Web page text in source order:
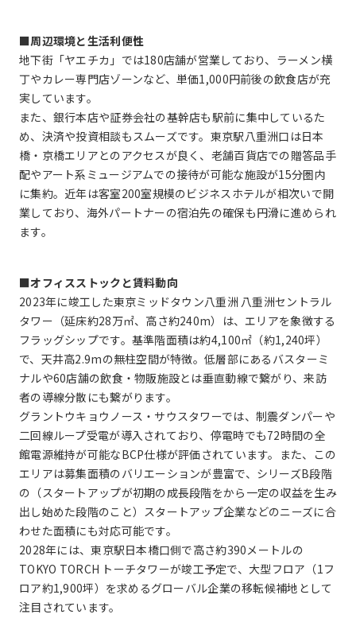
■周辺環境と生活利便性
地下街「ヤエチカ」では180店舗が営業しており、ラーメン横
丁やカレー専門店ゾーンなど、単価1,000円前後の飲食店が充
実しています。
また、銀行本店や証券会社の基幹店も駅前に集中しているた
め、決済や投資相談もスムーズです。東京駅八重洲口は日本
橋・京橋エリアとのアクセスが良く、老舗百貨店での贈答品手
配やアート系ミュージアムでの接待が可能な施設が15分圏内
に集約。近年は客室200室規模のビジネスホテルが相次いで開
業しており、海外パートナーの宿泊先の確保も円滑に進められ
ます。
■オフィスストックと賃料動向
2023年に竣工した東京ミッドタウン八重洲 八重洲セントラル
タワー（延床約28万㎡、高さ約240m）は、エリアを象徴する
フラッグシップです。基準階面積は約4,100㎡（約1,240坪）
で、天井高2.9mの無柱空間が特徴。低層部にあるバスターミ
ナルや60店舗の飲食・物販施設とは垂直動線で繋がり、来訪
者の導線分散にも繋がります。
グラントウキョウノース・サウスタワーでは、制震ダンパーや
二回線ループ受電が導入されており、停電時でも72時間の全
館電源維持が可能なBCP仕様が評価されています。また、この
エリアは募集面積のバリエーションが豊富で、シリーズB段階
の（スタートアップが初期の成長段階をから一定の収益を生み
出し始めた段階のこと）スタートアップ企業などのニーズに合
わせた面積にも対応可能です。
2028年には、東京駅日本橋口側で高さ約390メートルの
TOKYO TORCH トーチタワーが竣工予定で、大型フロア（1フ
ロア約1,900坪）を求めるグローバル企業の移転候補地として
注目されています。